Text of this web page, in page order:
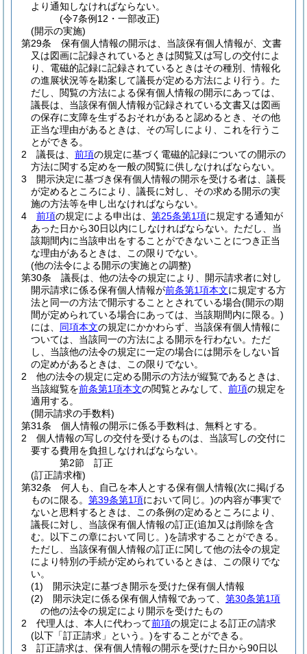
より通知しなければならない。
(令7条例12・一部改正)
(開示の実施)
第29条
保有個人情報の開示は、当該保有個人情報が、文書
又は図画に記録されているときは閲覧又は写しの交付によ
り、電磁的記録に記録されているときはその種別、情報化
の進展状況等を勘案して議長が定める方法により行う。 た
だし、閲覧の方法による保有個人情報の開示にあっては、
議長は、当該保有個人情報が記録されている文書又は図画
の保存に支障を生ずるおそれがあると認めるとき、その他
正当な理由があるときは、その写しにより、これを行うこ
とができる。
2
議長は、 前項の規定に基づく電磁的記録についての開示の
方法に関する定めを一般の閲覧に供しなければならない。
3
開示決定に基づき保有個人情報の開示を受ける者は、議長
が定めるところにより、議長に対し、その求める開示の実
施の方法等を申し出なければならない。
4
前項の規定による申出は、 第25条第1項に規定する通知が
あった日から30日以内にしなければならない。 ただし、当
該期間内に当該申出をすることができないことにつき正当
な理由があるときは、この限りでない。
(他の法令による開示の実施との調整)
第30条
議長は、他の法令の規定により、開示請求者に対し
開示請求に係る保有個人情報が前条第1項本文に規定する方
法と同一の方法で開示することとされている場合(開示の期
間が定められている場合にあっては、当該期間内に限る。)
には、 同項本文の規定にかかわらず、当該保有個人情報に
ついては、当該同一の方法による開示を行わない。 ただ
し、当該他の法令の規定に一定の場合には開示をしない旨
の定めがあるときは、この限りでない。
2
他の法令の規定に定める開示の方法が縦覧であるときは、
当該縦覧を前条第1項本文の閲覧とみなして、 前項の規定を
適用する。
(開示請求の手数料)
第31条
個人情報の開示に係る手数料は、無料とする。
2
個人情報の写しの交付を受けるものは、当該写しの交付に
要する費用を負担しなければならない。
第2節
訂正
(訂正請求権)
第32条
何人も、自己を本人とする保有個人情報(次に掲げる
ものに限る。 第39条第1項において同じ。)の内容が事実で
ないと思料するときは、この条例の定めるところにより、
議長に対し、当該保有個人情報の訂正(追加又は削除を含
む。以下この章において同じ。)を請求することができる。
ただし、当該保有個人情報の訂正に関して他の法令の規定
により特別の手続が定められているときは、この限りでな
い。
(1)
開示決定に基づき開示を受けた保有個人情報
(2)
開示決定に係る保有個人情報であって、 第30条第1項
の他の法令の規定により開示を受けたもの
2
代理人は、本人に代わって前項の規定による訂正の請求
(以下「訂正請求」という。)をすることができる。
3
訂正請求は、保有個人情報の開示を受けた日から90日以